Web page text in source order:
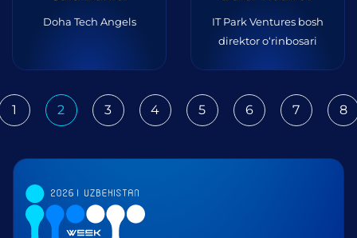
Doha Tech Angels
IT Park Ventures bosh
direktor o‘rinbosari
1 2 3 4 5 6 7 8